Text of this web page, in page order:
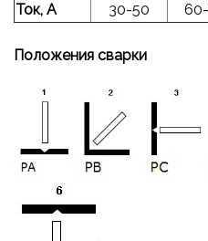
Ток, А 30-50
Положения сварки